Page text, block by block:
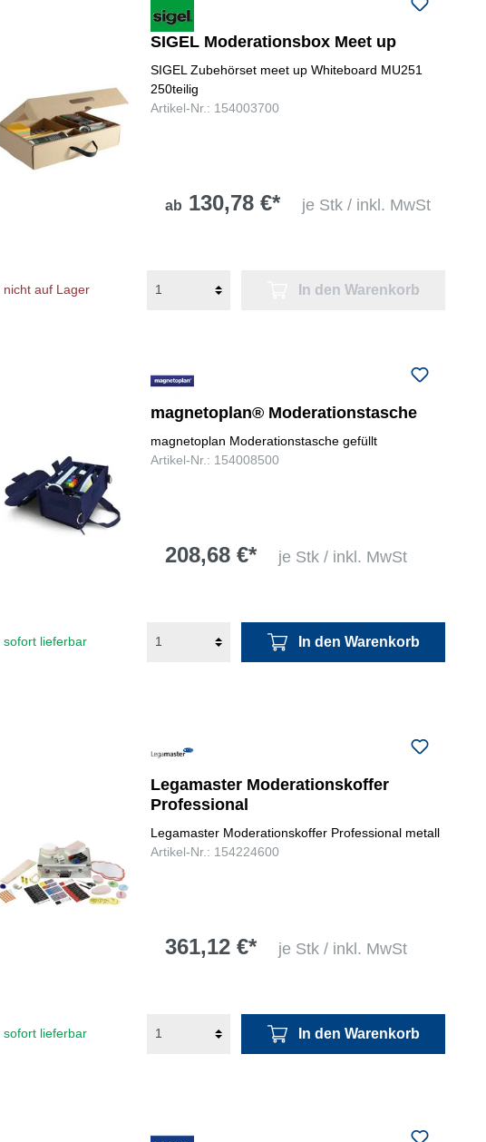
folgenden Nummer bei uns:
0731 977197-0
SIGEL Moderationsbox Meet up
SIGEL Zubehörset meet up Whiteboard MU251
250teilig
Artikel-Nr.: 154003700
ab 130,78 €* je Stk / inkl. MwSt
nicht auf Lager In den Warenkorb
magnetoplan® Moderationstasche
magnetoplan Moderationstasche gefüllt
Artikel-Nr.: 154008500
208,68 €* je Stk / inkl. MwSt
sofort lieferbar In den Warenkorb
Legamaster Moderationskoffer
Professional
Legamaster Moderationskoffer Professional metall
Artikel-Nr.: 154224600
361,12 €* je Stk / inkl. MwSt
sofort lieferbar In den Warenkorb